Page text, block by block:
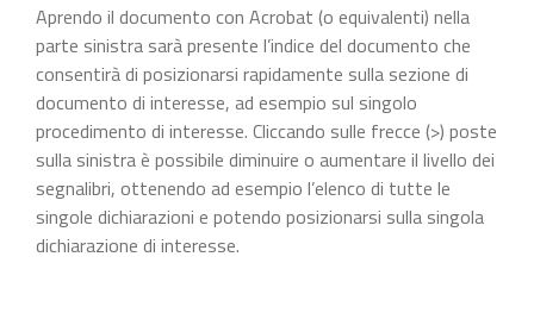
Aprendo il documento con Acrobat (o equivalenti) nella
parte sinistra sarà presente l’indice del documento che
consentirà di posizionarsi rapidamente sulla sezione di
documento di interesse, ad esempio sul singolo
procedimento di interesse. Cliccando sulle frecce (>) poste
sulla sinistra è possibile diminuire o aumentare il livello dei
segnalibri, ottenendo ad esempio l’elenco di tutte le
singole dichiarazioni e potendo posizionarsi sulla singola
dichiarazione di interesse.